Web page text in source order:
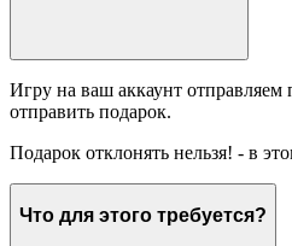
Игру на ваш аккаунт отправляем
отправить подарок.
Подарок отклонять нельзя! - в
Что для этого требуется?